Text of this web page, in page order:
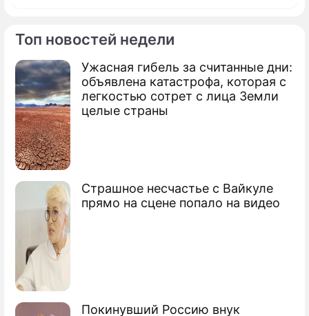
Топ новостей недели
Ужасная гибель за считанные дни:
объявлена катастрофа, которая с
легкостью сотрет с лица Земли
целые страны
Страшное несчастье с Вайкуле
прямо на сцене попало на видео
Покинувший Россию внук
По теме
Путин оценил результаты работы АНО
"Россия – страна возможностей"